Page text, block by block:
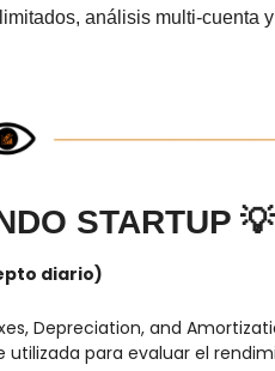
análisis multi-cuenta y
STARTUP 💡
diario)
Depreciation, and
para evaluar el